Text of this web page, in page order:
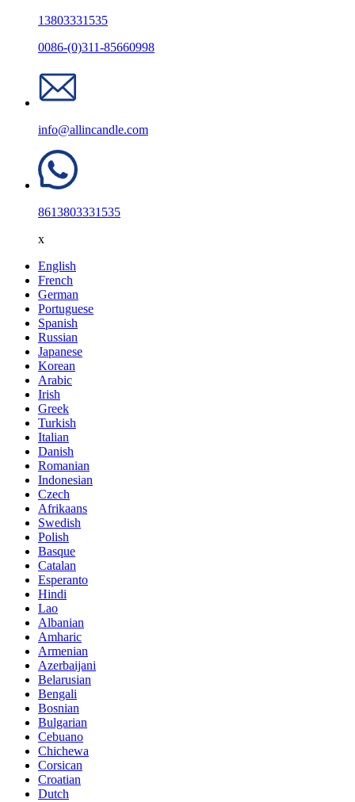
13803331535
0086-(0)311-85660998
info@allincandle.com
8613803331535
x
English
French
German
Portuguese
Spanish
Russian
Japanese
Korean
Arabic
Irish
Greek
Turkish
Italian
Danish
Romanian
Indonesian
Czech
Afrikaans
Swedish
Polish
Basque
Catalan
Esperanto
Hindi
Lao
Albanian
Amharic
Armenian
Azerbaijani
Belarusian
Bengali
Bosnian
Bulgarian
Cebuano
Chichewa
Corsican
Croatian
Dutch